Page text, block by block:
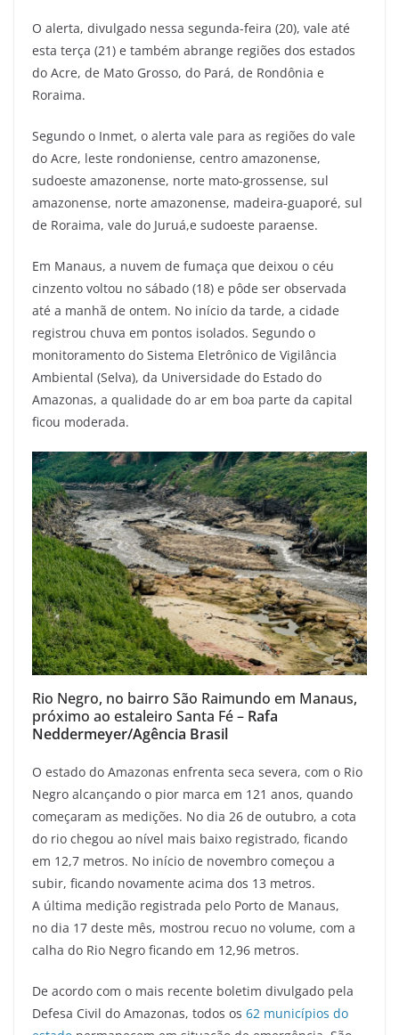
O alerta, divulgado nessa segunda-feira (20), vale até
esta terça (21) e também abrange regiões dos estados
do Acre, de Mato Grosso, do Pará, de Rondônia e
Roraima.
Segundo o Inmet, o alerta vale para as regiões do vale
do Acre, leste rondoniense, centro amazonense,
sudoeste amazonense, norte mato-grossense, sul
amazonense, norte amazonense, madeira-guaporé, sul
de Roraima, vale do Juruá,e sudoeste paraense.
Em Manaus, a nuvem de fumaça que deixou o céu
cinzento voltou no sábado (18) e pôde ser observada
até a manhã de ontem. No início da tarde, a cidade
registrou chuva em pontos isolados. Segundo o
monitoramento do Sistema Eletrônico de Vigilância
Ambiental (Selva), da Universidade do Estado do
Amazonas, a qualidade do ar em boa parte da capital
ficou moderada.
Rio Negro, no bairro São Raimundo em Manaus,
próximo ao estaleiro Santa Fé – Rafa
Neddermeyer/Agência Brasil
O estado do Amazonas enfrenta seca severa, com o Rio
Negro alcançando o pior marca em 121 anos, quando
começaram as medições. No dia 26 de outubro, a cota
do rio chegou ao nível mais baixo registrado, ficando
em 12,7 metros. No início de novembro começou a
subir, ficando novamente acima dos 13 metros.
A última medição registrada pelo Porto de Manaus,
no dia 17 deste mês, mostrou recuo no volume, com a
calha do Rio Negro ficando em 12,96 metros.
De acordo com o mais recente boletim divulgado pela
Defesa Civil do Amazonas, todos os 62 municípios do